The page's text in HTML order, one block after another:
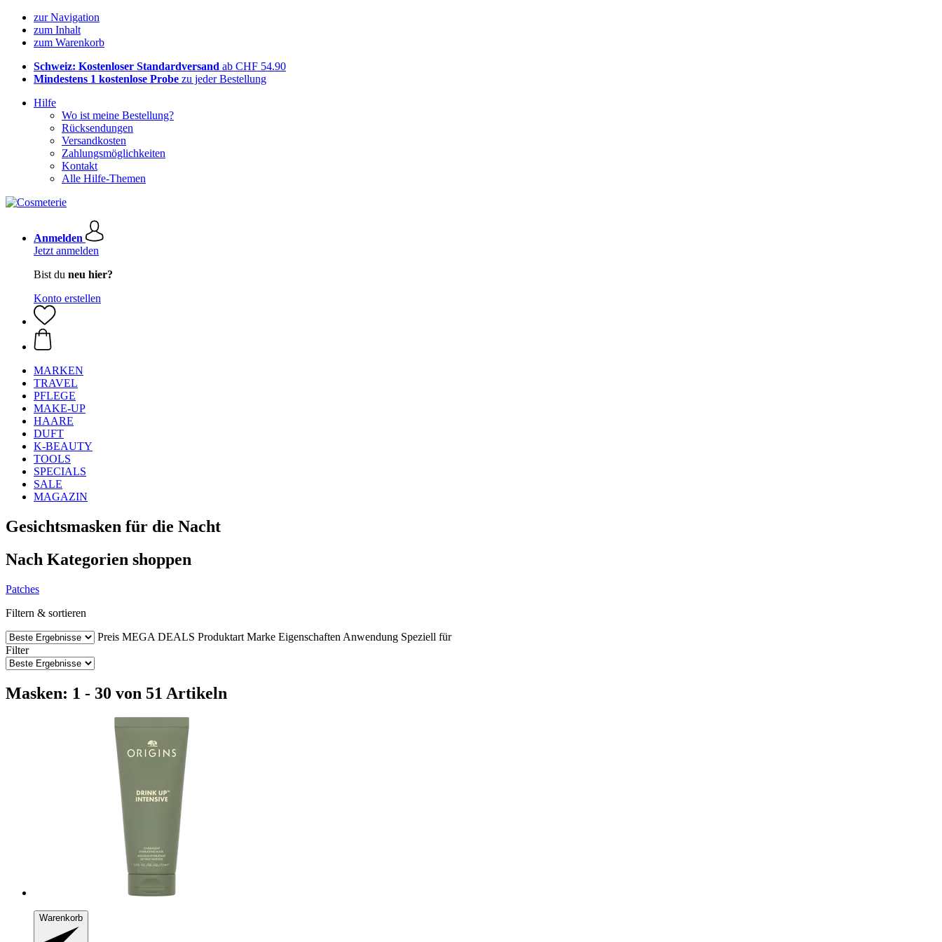
zur Navigation
zum Inhalt
zum Warenkorb
Schweiz: Kostenloser Standardversand ab CHF 54.90
Mindestens 1 kostenlose Probe zu jeder Bestellung
Hilfe
Wo ist meine Bestellung?
Rücksendungen
Versandkosten
Zahlungsmöglichkeiten
Kontakt
Alle Hilfe-Themen
Anmelden
Jetzt anmelden
Bist du neu hier?
Konto erstellen
MARKEN
TRAVEL
PFLEGE
MAKE-UP
HAARE
DUFT
K-BEAUTY
TOOLS
SPECIALS
SALE
MAGAZIN
Gesichtsmasken für die Nacht
Nach Kategorien shoppen
Patches
Filtern & sortieren
Preis MEGA DEALS Produktart Marke Eigenschaften Anwendung Speziell für
Filter
Masken: 1 - 30 von 51 Artikeln
Warenkorb